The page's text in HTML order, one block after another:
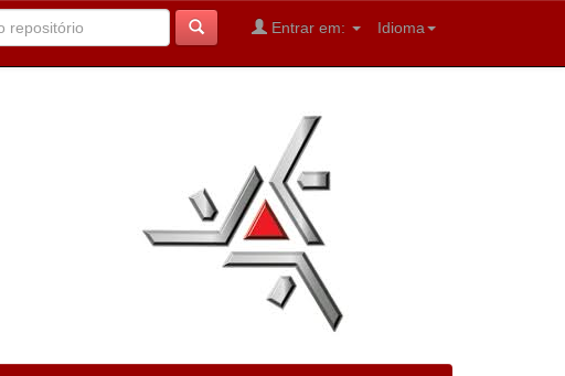
Idioma
Entrar em: